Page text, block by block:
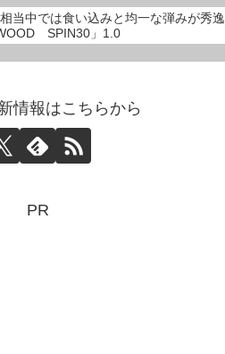
当中では食い込みと均一な弾みが秀逸
SPIN30」1.0
情報はこちらから
PR